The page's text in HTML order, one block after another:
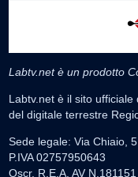
Labtv.net è un prodotto
Labtv.net è il sito
del digitale terrestre
Sede legale: Via Chiaio,
P.IVA 02757950643
Oscr. R.E.A. AV N.181151